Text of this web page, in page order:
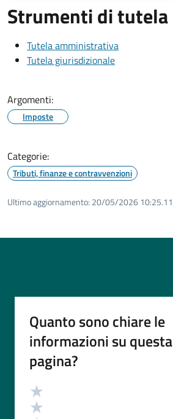
Strumenti di tutela
Tutela amministrativa
Tutela giurisdizionale
Argomenti:
Imposte
Categorie:
Tributi, finanze e contravvenzioni
Ultimo aggiornamento: 20/05/2026 10:25.11
Quanto sono chiare le
informazioni su questa
pagina?
Valutazione